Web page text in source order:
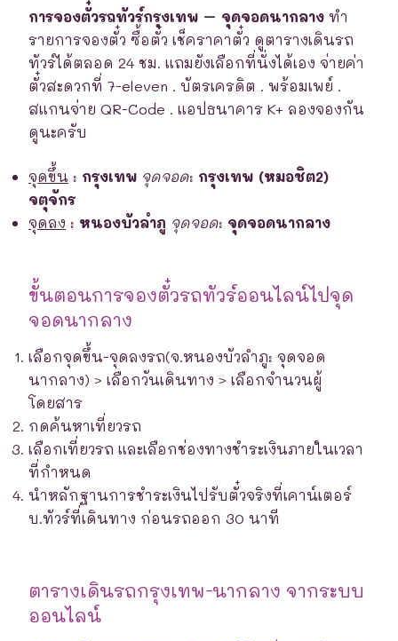
การจองตั๋วรถทัวร์กรุงเทพ – จุดจอดนากลาง ทำ
รายการจองตั๋ว ซื้อตั๋ว เช็คราคาตั๋ว ดูตารางเดินรถ
ทัวร์ได้ตลอด 24 ชม. แถมยังเลือกที่นั่งได้เอง จ่ายค่า
ตั๋วสะดวกที่ 7-eleven . บัตรเครดิต . พร้อมเพย์ .
สแกนจ่าย QR-Code . แอปธนาคาร K+ ลองจองกัน
ดูนะครับ
จุดขึ้น : กรุงเทพ จุดจอด: กรุงเทพ (หมอชิต2)
จตุจักร
จุดลง : หนองบัวลำภู จุดจอด: จุดจอดนากลาง
ขั้นตอนการจองตั๋วรถทัวร์ออนไลน์ไปจุด
จอดนากลาง
เลือกจุดขึ้น-จุดลงรถ(จ.หนองบัวลำภู: จุดจอด
นากลาง) > เลือกวันเดินทาง > เลือกจำนวนผู้
โดยสาร
กดค้นหาเที่ยวรถ
เลือกเที่ยวรถ และเลือกช่องทางชำระเงินภายในเวลา
ที่กำหนด
นำหลักฐานการชำระเงินไปรับตั๋วจริงที่เคาน์เตอร์
บ.ทัวร์ที่เดินทาง ก่อนรถออก 30 นาที
ตารางเดินรถกรุงเทพ-นากลาง จากระบบ
ออนไลน์